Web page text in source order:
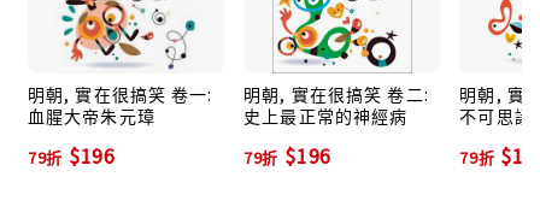
明朝, 實在很搞笑 卷一:
血腥大帝朱元璋
79折 $196
明朝, 實在很搞笑 卷二:
史上最正常的神經病
79折 $196
明朝, 實
不可思議
79折